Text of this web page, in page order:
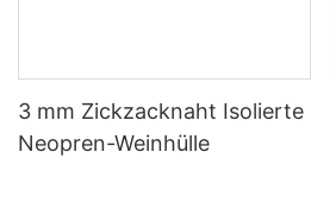
3 mm Zickzacknaht Isolierte
Neopren-Weinhülle